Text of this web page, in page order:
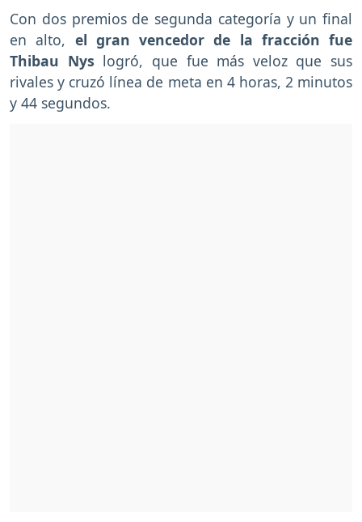
Con dos premios de segunda categoría y un final
en alto, el gran vencedor de la fracción fue
Thibau Nys logró, que fue más veloz que sus
rivales y cruzó línea de meta en 4 horas, 2 minutos
y 44 segundos.